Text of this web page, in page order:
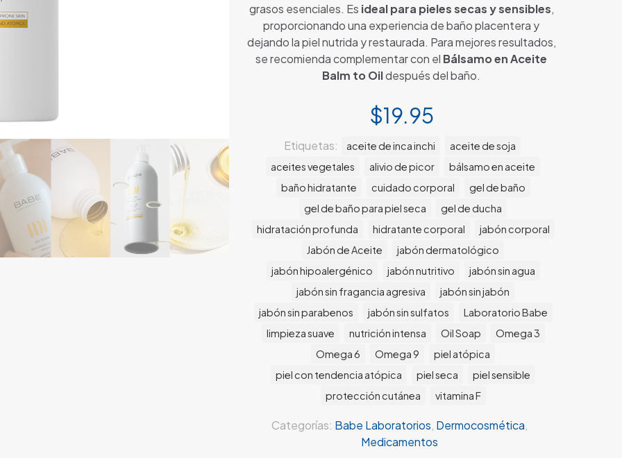
grasos esenciales. Es ideal para pieles secas y sensibles,
proporcionando una experiencia de baño placentera y
dejando la piel nutrida y restaurada. Para mejores resultados,
se recomienda complementar con el Bálsamo en Aceite
Balm to Oildespués del baño.
$19.95
Categorías: Babe Laboratorios Dermocosmética
Medicamentos
Etiquetas: aceite de inca inchi
aceite de soja
aceites vegetales
alivio de picor
bálsamo en aceite
baño hidratante
cuidado corporal
gel de baño
gel de baño para piel seca
gel de ducha
hidratación profunda
hidratante corporal
jabón corporal
Jabón de Aceite
jabón dermatológico
jabón hipoalergénico
jabón nutritivo
jabón sin agua
jabón sin fragancia agresiva
jabón sin jabón
jabón sin parabenos
jabón sin sulfatos
Laboratorio Babe
limpieza suave
nutrición intensa Oil Soap
Omega 3
Omega 6
Omega 9
piel atópica
piel con tendencia atópica
piel seca
piel sensible
protección cutánea
vitamina F